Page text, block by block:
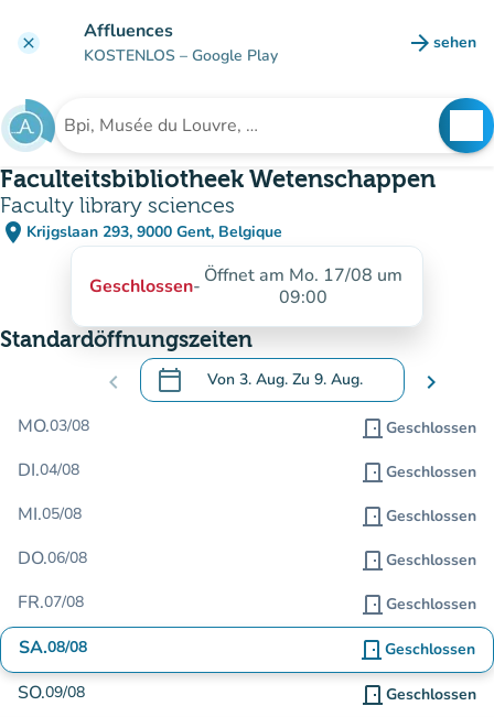
clear Affluences
KOSTENLOS – Google Play arrow_forward sehen
(new
Suche nach einer Einrichtung
Faculteitsbibliotheek Wetenschappen
Faculty library sciences
place Krijgslaan 293, 9000 Gent, Belgique
(in Google Maps öffnen)
(new tab)
Geschlossen- Öffnet am Mo. 17/08 um
09:00
Standardöffnungszeiten
chevron_left calendar_today Von 3. Aug. Zu 9. Aug.
.Öffnen Sie den Kalender, um Daten zu
chevron_right
MO.03/08 door_front Geschlossen
DI.04/08 door_front Geschlossen
MI.05/08 door_front Geschlossen
DO.06/08 door_front Geschlossen
FR.07/08 door_front Geschlossen
SA.08/08 door_front Geschlossen
SO.09/08 door_front Geschlossen